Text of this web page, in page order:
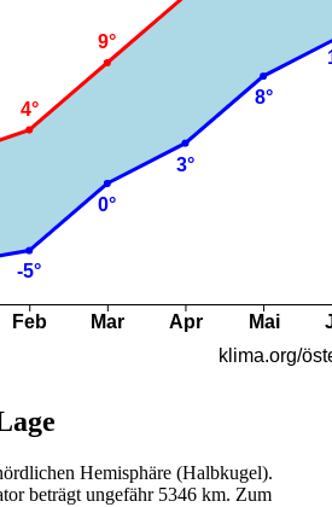
Hemisphäre (Halbkugel).
beträgt ungefähr 5346 km. Zum